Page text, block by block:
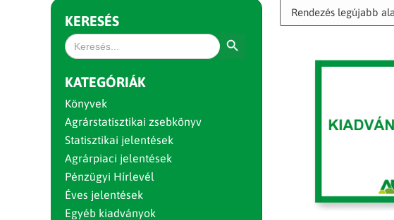
KERESÉS
Search
for:
KATEGÓRIÁK
Könyvek
Agrárstatisztikai zsebkönyv
Statisztikai jelentések
Agrárpiaci jelentések
Pénzügyi Hírlevél
Éves jelentések
Egyéb kiadványok